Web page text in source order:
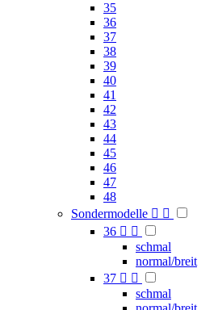
35
36
37
38
39
40
41
42
43
44
45
46
47
48
Sondermodelle  
36  
schmal
normal/breit
37  
schmal